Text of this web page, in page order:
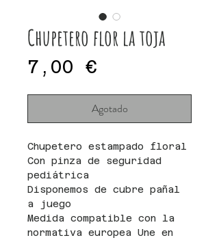
Chupetero flor la toja
7,00 €
Agotado
Chupetero estampado floral
Con pinza de seguridad
pediátrica
Disponemos de cubre pañal
a juego
Medida compatible con la
normativa europea Une en